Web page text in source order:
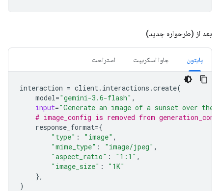
بعد از (طرحواره جدید)
پایتون جاوا اسکریپت استراحت
interaction = client. interactions .create(
model="gemini-3.6-flash" ,
input="Generate an image of a sunset over the
# image_config is removed from
response_format={
"type" : "image" ,
"mime_type" : "image/jpeg" ,
"aspect_ratio" : "1:1" ,
"image_size" :
"1K"
},
)